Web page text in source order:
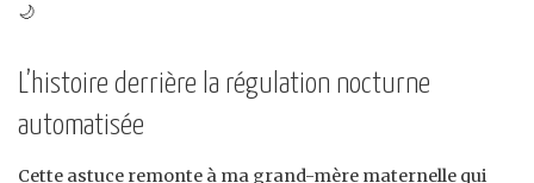
🌙
L’histoire derrière la régulation nocturne
automatisée
Cette astuce remonte à ma grand-mère maternelle qui